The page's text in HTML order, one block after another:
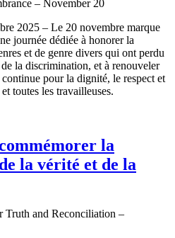
2025 – Le 20 novembre marque
journée dédiée à honorer la
et de genre divers qui ont perdu
la discrimination, et à renouveler
pour la dignité, le respect et
toutes les travailleuses.
la
la vérité et de la